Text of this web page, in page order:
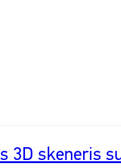
3D skeneris